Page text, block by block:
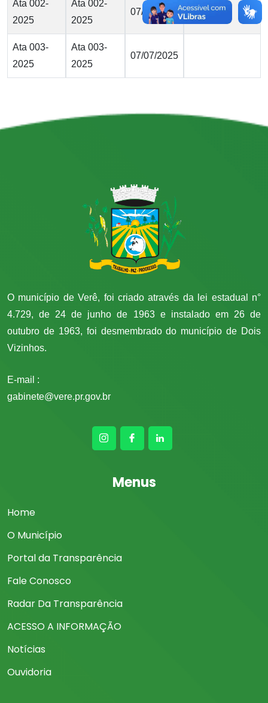
Ata 002-
2025
Ata 002-
2025
07/07/2025
Ata 003-
2025
Ata 003-
2025
07/07/2025
O município de Verê, foi criado através da lei estadual n°
4.729, de 24 de junho de 1963 e instalado em 26 de
outubro de 1963, foi desmembrado do município de Dois
Vizinhos.
E-mail :
gabinete@vere.pr.gov.br
Menus
Home
O Município
Portal da Transparência
Fale Conosco
Radar Da Transparência
ACESSO A INFORMAÇÃO
Notícias
Ouvidoria